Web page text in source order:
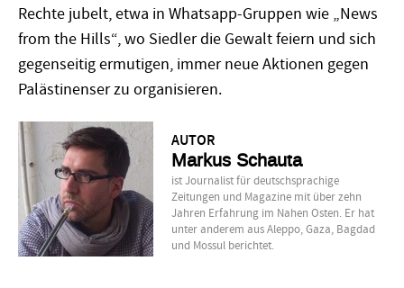
Rechte jubelt, etwa in Whatsapp-Gruppen wie „News
from the Hills“, wo Siedler die Gewalt feiern und sich
gegenseitig ermutigen, immer neue Aktionen gegen
Palästinenser zu organisieren.
AUTOR
Markus Schauta
ist Journalist für deutschsprachige
Zeitungen und Magazine mit über zehn
Jahren Erfahrung im Nahen Osten. Er hat
unter anderem aus Aleppo, Gaza, Bagdad
und Mossul berichtet.